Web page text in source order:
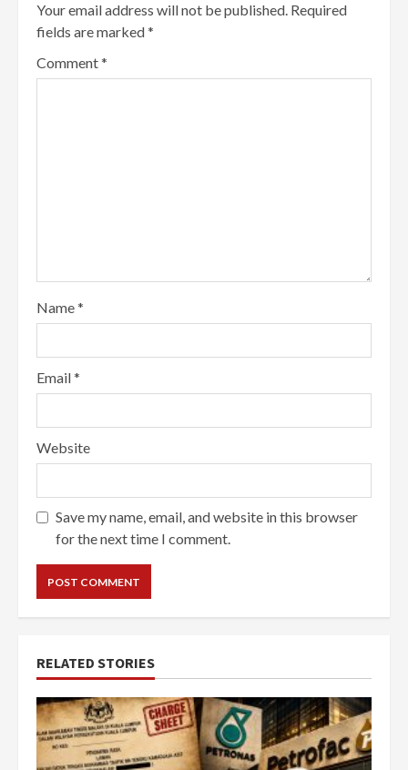
Your email address will not be published. Required
fields are marked*
Comment*
Name*
Email*
Website
Save my name, email, and website in this browser
for the next time I comment.
RELATED STORIES